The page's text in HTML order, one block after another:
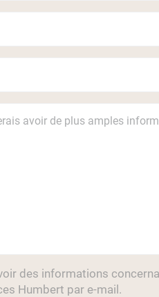
des informations
Humbert par e-mail.